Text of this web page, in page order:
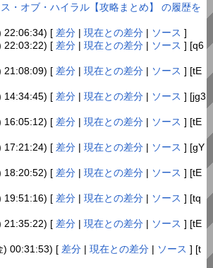
・オブ・ハイラル【攻略まとめ】 の履歴を
22:06:34) [ 差分| 現在との差分| ソース ]
22:03:22) [ 差分| 現在との差分| ソース ] [q6
21:08:09) [ 差分| 現在との差分| ソース ] [tE
14:34:45) [ 差分| 現在との差分| ソース ] [jg3
16:05:12) [ 差分| 現在との差分| ソース ] [tE
17:21:24) [ 差分| 現在との差分| ソース ] [gY
18:20:52) [ 差分| 現在との差分| ソース ] [tE
19:51:16) [ 差分| 現在との差分| ソース ] [tq
21:35:22) [ 差分| 現在との差分| ソース ] [tE
) 00:31:53) [ 差分| 現在との差分| ソース ] [t